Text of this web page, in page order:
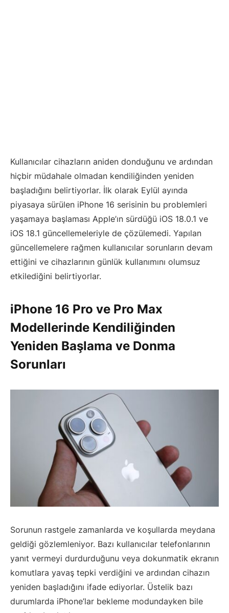
Kullanıcılar cihazların aniden donduğunu ve ardından
hiçbir müdahale olmadan kendiliğinden yeniden
başladığını belirtiyorlar. İlk olarak Eylül ayında
piyasaya sürülen iPhone 16 serisinin bu problemleri
yaşamaya başlaması Apple’ın sürdüğü iOS 18.0.1 ve
iOS 18.1 güncellemeleriyle de çözülemedi. Yapılan
güncellemelere rağmen kullanıcılar sorunların devam
ettiğini ve cihazlarının günlük kullanımını olumsuz
etkilediğini belirtiyorlar.
iPhone 16 Pro ve Pro Max
Modellerinde Kendiliğinden
Yeniden Başlama ve Donma
Sorunları
Sorunun rastgele zamanlarda ve koşullarda meydana
geldiği gözlemleniyor. Bazı kullanıcılar telefonlarının
yanıt vermeyi durdurduğunu veya dokunmatik ekranın
komutlara yavaş tepki verdiğini ve ardından cihazın
yeniden başladığını ifade ediyorlar. Üstelik bazı
durumlarda iPhone’lar bekleme modundayken bile